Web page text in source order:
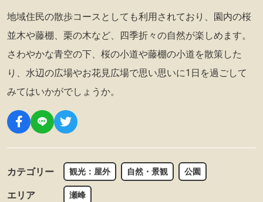
地域住民の散歩コースとしても利用されており、園内の桜
並木や藤棚、栗の木など、四季折々の自然が楽しめます。
さわやかな青空の下、桜の小道や藤棚の小道を散策した
り、水辺の広場やお花見広場で思い思いに1日を過ごして
みてはいかがでしょうか。
カテゴリー 観光：屋外 自然・景観 公園
エリア 瀬峰